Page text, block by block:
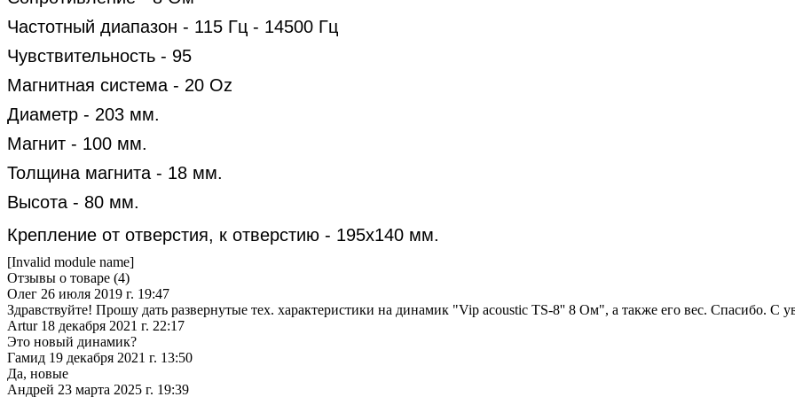
Частотный диапазон - 115 Гц - 14500 Гц
Чувствительность - 95
Магнитная система - 20 Oz
Диаметр - 203 мм.
Магнит - 100 мм.
Толщина магнита - 18 мм.
Высота - 80 мм.
Крепление от отверстия, к отверстию - 195х140 мм.
[Invalid module name]
Отзывы о товаре (4)
Олег 26 июля 2019 г. 19:47
Здравствуйте! Прошу дать развернутые тех. характеристики на динамик "Vip acoustic TS-8'' 8 Ом", а также его вес. Спасибо. С
Artur 18 декабря 2021 г. 22:17
Это новый динамик?
Гамид 19 декабря 2021 г. 13:50
Да, новые
Андрей 23 марта 2025 г. 19:39